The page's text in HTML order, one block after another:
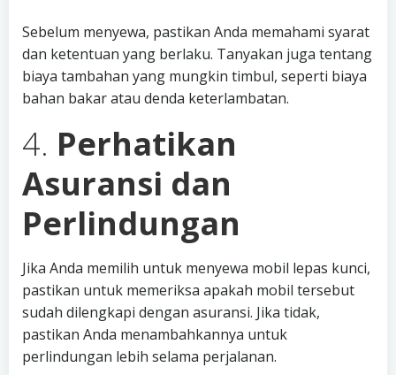
Sebelum menyewa, pastikan Anda memahami syarat
dan ketentuan yang berlaku. Tanyakan juga tentang
biaya tambahan yang mungkin timbul, seperti biaya
bahan bakar atau denda keterlambatan.
4. Perhatikan
Asuransi dan
Perlindungan
Jika Anda memilih untuk menyewa mobil lepas kunci,
pastikan untuk memeriksa apakah mobil tersebut
sudah dilengkapi dengan asuransi. Jika tidak,
pastikan Anda menambahkannya untuk
perlindungan lebih selama perjalanan.